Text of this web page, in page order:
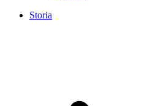
Storia